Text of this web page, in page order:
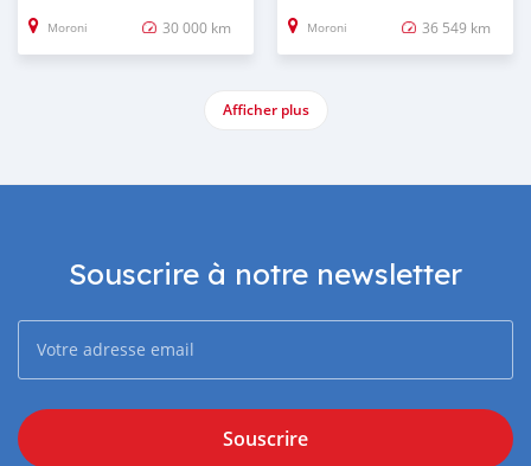
Moroni 30 000 km Moroni 36 549 km
Afficher plus
Souscrire à notre newsletter
Souscrire